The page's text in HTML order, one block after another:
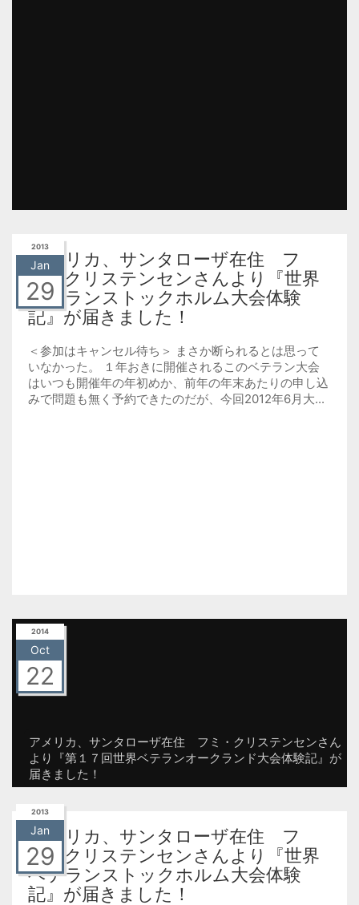
2013
Jan
29
アメリカ、サンタローザ在住 フ
ミ・クリステンセンさんより『世界
ベテランストックホルム大会体験
記』が届きました！
＜参加はキャンセル待ち＞ まさか断られるとは思って
いなかった。 １年おきに開催されるこのベテラン大会
はいつも開催年の年初めか、前年の年末あたりの申し込
みで問題も無く予約できたのだが、今回2012年6月大...
2014
Oct
22
アメリカ、サンタローザ在住 フミ・クリステンセンさん
より『第１７回世界ベテランオークランド大会体験記』が
届きました！
2013
Jan
29
アメリカ、サンタローザ在住 フ
ミ・クリステンセンさんより『世界
ベテランストックホルム大会体験
記』が届きました！